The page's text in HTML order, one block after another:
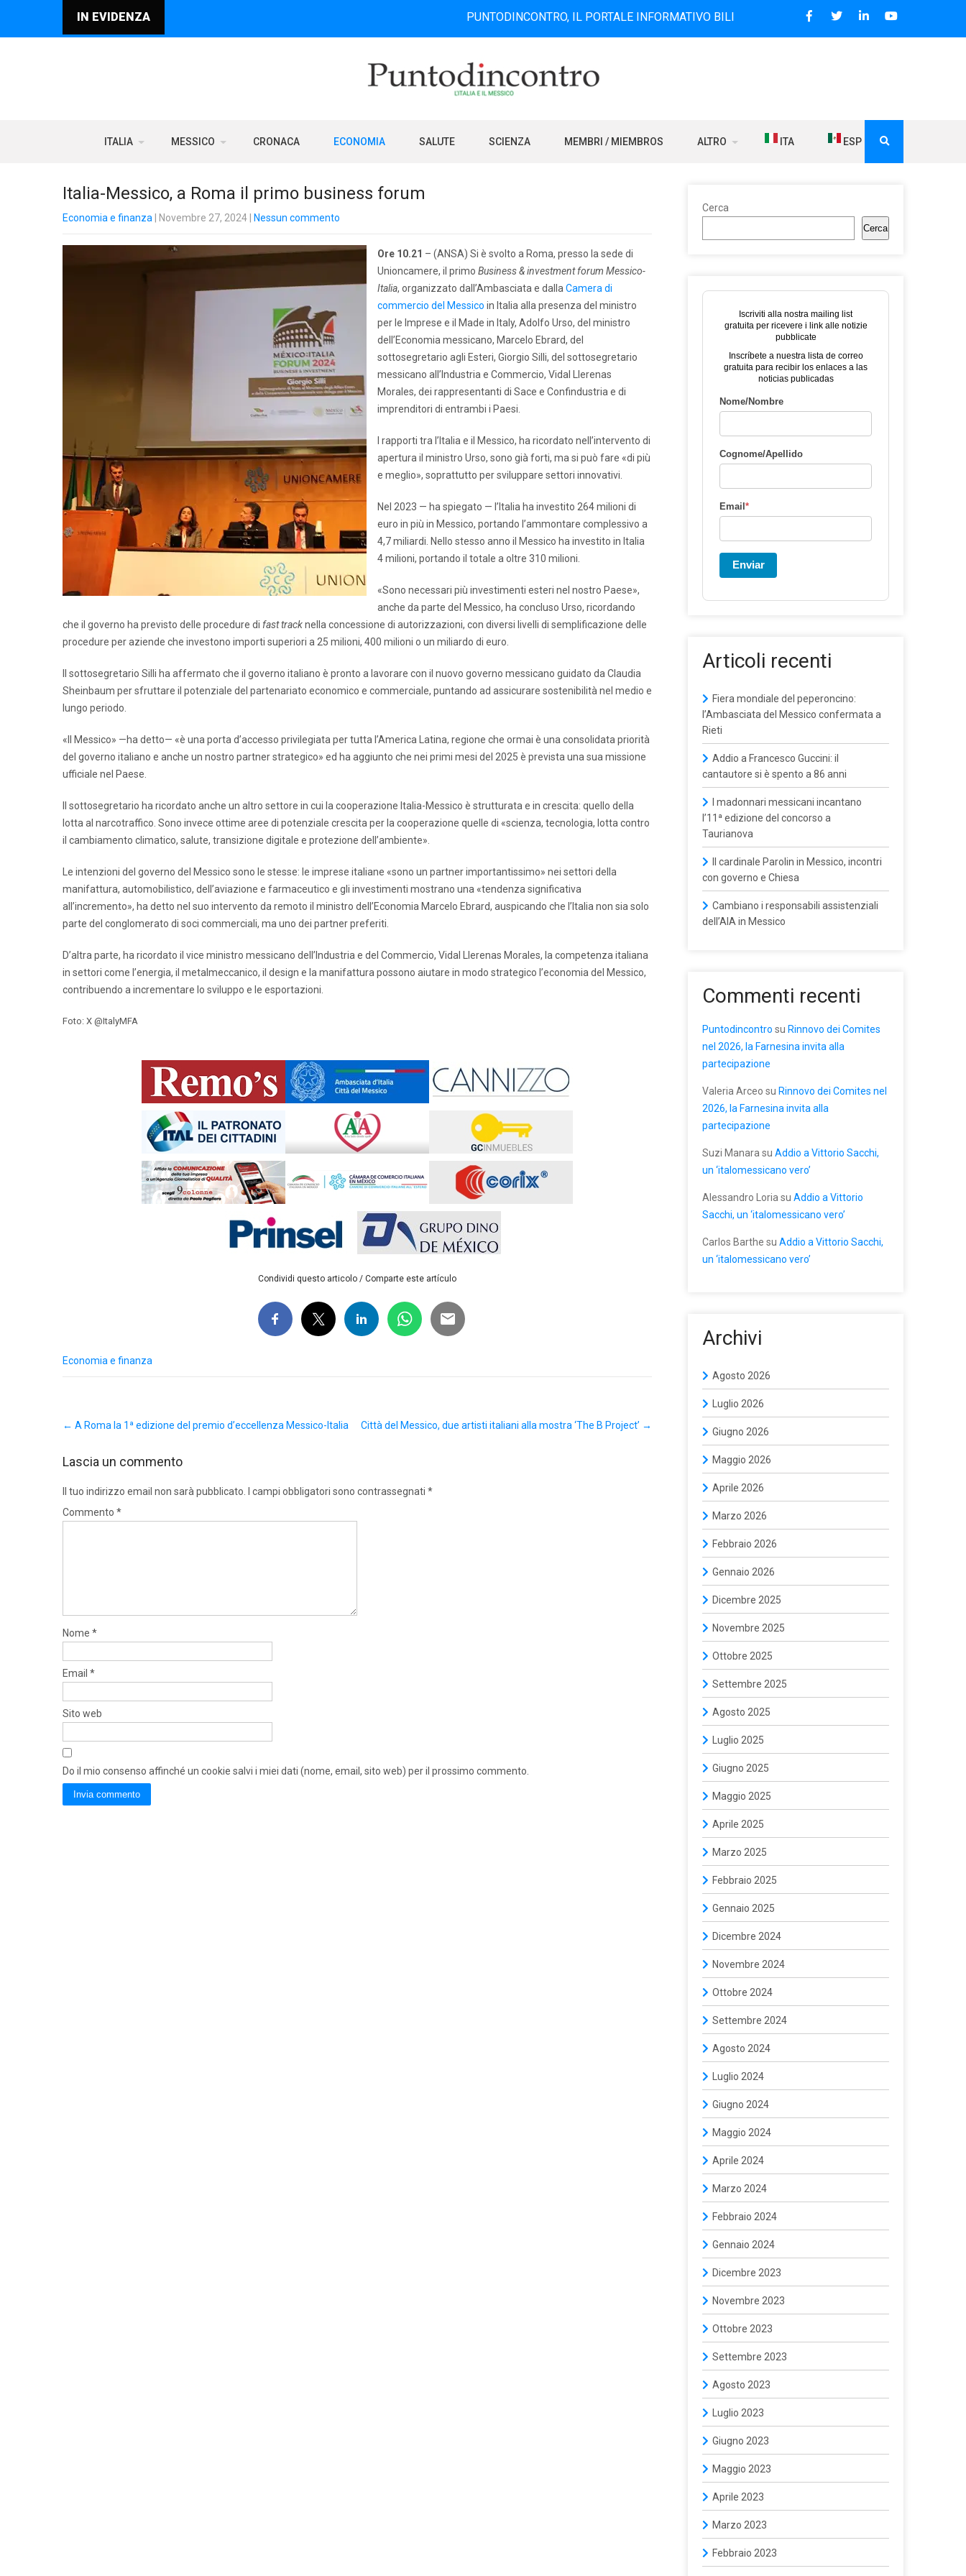
IN EVIDENZA PUNTODINCONTRO, IL PORTALE INFORMATIVO BILINGUE CHE DAL 2006 DIFFONDE NOTIZIE SUI
ITALIA MESSICO CRONACA ECONOMIA SALUTE SCIENZA MEMBRI / MIEMBROS ALTRO ITA ESP
Italia-Messico, a Roma il primo business forum
Economia e finanza | Novembre 27, 2024 Nessun commento
Ore 10.21 – (ANSA) Si è svolto a Roma, presso la sede di
Unioncamere, il primo Business & investment forum Messico-
Italia, organizzato dall’Ambasciata e dalla Camera di
commercio del Messico in Italia alla presenza del ministro
per le Imprese e il Made in Italy, Adolfo Urso, del ministro
dell’Economia messicano, Marcelo Ebrard, del
sottosegretario agli Esteri, Giorgio Silli, del sottosegretario
messicano all’Industria e Commercio, Vidal Llerenas
Morales, dei rappresentanti di Sace e Confindustria e di
imprenditori di entrambi i Paesi.
I rapporti tra l’Italia e il Messico, ha ricordato nell’intervento di
apertura il ministro Urso, sono già forti, ma si può fare «di più
e meglio», soprattutto per sviluppare settori innovativi.
Nel 2023 — ha spiegato — l’Italia ha investito 264 milioni di
euro in più in Messico, portando l’ammontare complessivo a
4,7 miliardi. Nello stesso anno il Messico ha investito in Italia
4 milioni, portando il totale a oltre 310 milioni.
«Sono necessari più investimenti esteri nel nostro Paese»,
anche da parte del Messico, ha concluso Urso, ricordando
che il governo ha previsto delle procedure di fast tracknella concessione di autorizzazioni, con diversi livelli di semplificazione delle
procedure per aziende che investono importi superiori a 25 milioni, 400 milioni o un miliardo di euro.
Il sottosegretario Silli ha affermato che il governo italiano è pronto a lavorare con il nuovo governo messicano guidato da Claudia
Sheinbaum per sfruttare il potenziale del partenariato economico e commerciale, puntando ad assicurare sostenibilità nel medio e
lungo periodo.
«Il Messico» —ha detto— «è una porta d’accesso privilegiata per tutta l’America Latina, regione che ormai è una consolidata priorità
del governo italiano e anche un nostro partner strategico» ed ha aggiunto che nei primi mesi del 2025 è prevista una sua missione
ufficiale nel Paese.
Il sottosegretario ha ricordato anche un altro settore in cui la cooperazione Italia-Messico è strutturata e in crescita: quello della
lotta al narcotraffico. Sono invece ottime aree di potenziale crescita per la cooperazione quelle di «scienza, tecnologia, lotta contro
il cambiamento climatico, salute, transizione digitale e protezione dell’ambiente».
Le intenzioni del governo del Messico sono le stesse: le imprese italiane «sono un partner importantissimo» nei settori della
manifattura, automobilistico, dell’aviazione e farmaceutico e gli investimenti mostrano una «tendenza significativa
all’incremento», ha detto nel suo intervento da remoto il ministro dell’Economia Marcelo Ebrard, auspicando che l’Italia non sia solo
parte del conglomerato di soci commerciali, ma uno dei partner preferiti.
D’altra parte, ha ricordato il vice ministro messicano dell’Industria e del Commercio, Vidal Llerenas Morales, la competenza italiana
in settori come l’energia, il metalmeccanico, il design e la manifattura possono aiutare in modo strategico l’economia del Messico,
contribuendo a incrementare lo sviluppo e le esportazioni.
Foto: X @ItalyMFA
Condividi questo articolo / Comparte este artículo
Economia e finanza
navigation
← A Roma la 1ª edizione del premio d’eccellenza Messico-Italia Città del Messico, due artisti italiani alla mostra ‘The B Project’ →
Lascia un commento
Il tuo indirizzo email non sarà pubblicato. I campi obbligatori sono contrassegnati *
Commento *
Nome *
Email *
Sito web
Do il mio consenso affinché un cookie salvi i miei dati (nome, email, sito web) per il prossimo commento.
Cerca
Cerca
Iscriviti alla nostra mailing list
gratuita per ricevere i link alle notizie
pubblicate
Inscríbete a nuestra lista de correo
gratuita para recibir los enlaces a las
noticias publicadas
Nome/Nombre
Cognome/Apellido
Email *
Enviar
Articoli recenti
Fiera mondiale del peperoncino:
l’Ambasciata del Messico confermata a
Rieti
Addio a Francesco Guccini: il
cantautore si è spento a 86 anni
I madonnari messicani incantano
l’11ª edizione del concorso a
Taurianova
Il cardinale Parolin in Messico, incontri
con governo e Chiesa
Cambiano i responsabili assistenziali
dell’AIA in Messico
Commenti recenti
Puntodincontro su Rinnovo dei Comites
nel 2026, la Farnesina invita alla
partecipazione
Valeria Arceo su Rinnovo dei Comites nel
2026, la Farnesina invita alla
partecipazione
Suzi Manara su Addio a Vittorio Sacchi,
un ‘italomessicano vero’
Alessandro Loria su Addio a Vittorio
Sacchi, un ‘italomessicano vero’
Carlos Barthe su Addio a Vittorio Sacchi,
un ‘italomessicano vero’
Archivi
Agosto 2026
Luglio 2026
Giugno 2026
Maggio 2026
Aprile 2026
Marzo 2026
Febbraio 2026
Gennaio 2026
Dicembre 2025
Novembre 2025
Ottobre 2025
Settembre 2025
Agosto 2025
Luglio 2025
Giugno 2025
Maggio 2025
Aprile 2025
Marzo 2025
Febbraio 2025
Gennaio 2025
Dicembre 2024
Novembre 2024
Ottobre 2024
Settembre 2024
Agosto 2024
Luglio 2024
Giugno 2024
Maggio 2024
Aprile 2024
Marzo 2024
Febbraio 2024
Gennaio 2024
Dicembre 2023
Novembre 2023
Ottobre 2023
Settembre 2023
Agosto 2023
Luglio 2023
Giugno 2023
Maggio 2023
Aprile 2023
Marzo 2023
Febbraio 2023